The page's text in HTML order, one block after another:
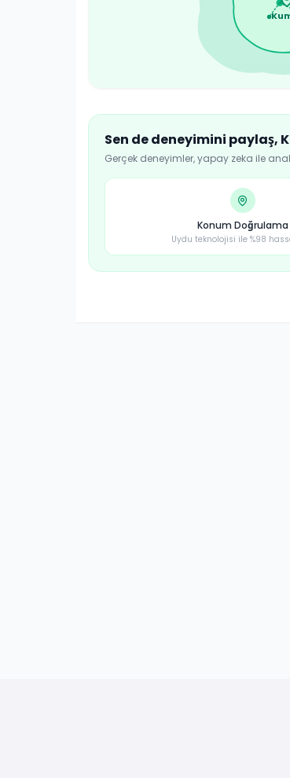
Sen de deneyimini paylaş,
Gerçek deneyimler, yapay zeka ile
Konum Doğrulama
Uydu teknolojisi ile %98